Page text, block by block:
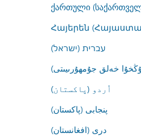
ქართული
Հայերեն
עברית (ישראל)
خەلق جۇمھۇرىيىتى)
اُردو (پاکستان)
پنجابی (پاکستان)
درى (افغانستان)